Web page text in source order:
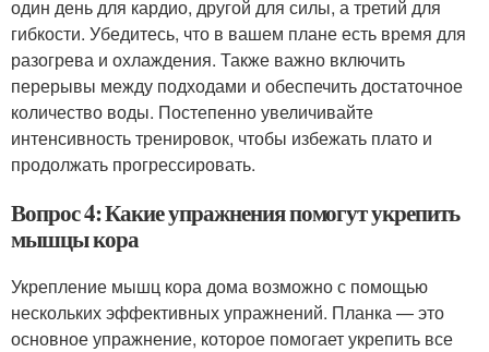
один день для кардио, другой для силы, а третий для
гибкости. Убедитесь, что в вашем плане есть время для
разогрева и охлаждения. Также важно включить
перерывы между подходами и обеспечить достаточное
количество воды. Постепенно увеличивайте
интенсивность тренировок, чтобы избежать плато и
продолжать прогрессировать.
Вопрос 4: Какие упражнения помогут укрепить
мышцы кора
Укрепление мышц кора дома возможно с помощью
нескольких эффективных упражнений. Планка — это
основное упражнение, которое помогает укрепить все